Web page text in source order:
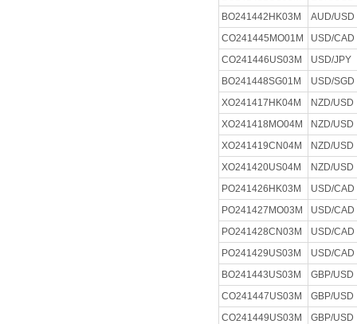
BO241442HK03M
AUD/USD
CO241445MO01M
USD/CAD
CO241446US03M
USD/JPY
BO241448SG01M
USD/SGD
XO241417HK04M
NZD/USD
XO241418MO04M
NZD/USD
XO241419CN04M
NZD/USD
XO241420US04M
NZD/USD
PO241426HK03M
USD/CAD
PO241427MO03M
USD/CAD
PO241428CN03M
USD/CAD
PO241429US03M
USD/CAD
BO241443US03M
GBP/USD
CO241447US03M
GBP/USD
CO241449US03M
GBP/USD